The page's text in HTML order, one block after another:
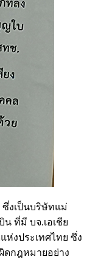
งเป็นบริษัทแม่
ที่มี บจ.เอเชีย
งประเทศไทย ซึ่ง
ดกฎหมายอย่าง